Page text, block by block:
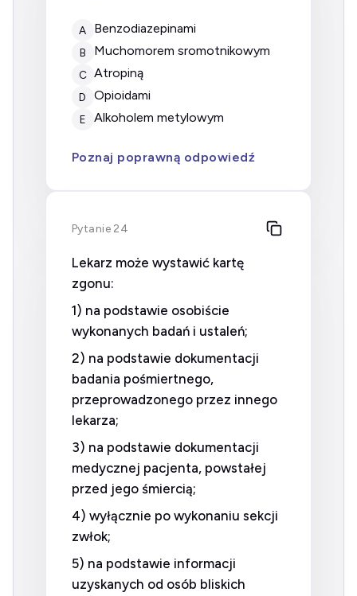
A benzodiazepinami
B muchomorem sromotnikowym
C atropiną
D opioidami
E alkoholem metylowym
Poznaj poprawną odpowiedź
Pytanie 24
Lekarz może wystawić kartę
zgonu:
1) na podstawie osobiście
wykonanych badań i ustaleń;
2) na podstawie dokumentacji
badania pośmiertnego,
przeprowadzonego przez innego
lekarza;
3) na podstawie dokumentacji
medycznej pacjenta, powstałej
przed jego śmiercią;
4) wyłącznie po wykonaniu sekcji
zwłok;
5) na podstawie informacji
uzyskanych od osób bliskich